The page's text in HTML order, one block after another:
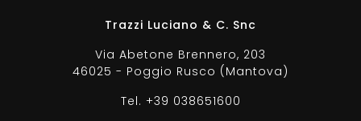
Trazzi Luciano & C. Snc
Via Abetone Brennero, 203
46025 - Poggio Rusco (Mantova)
Tel. +39 038651600